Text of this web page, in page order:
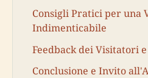
Consigli Pratici per una
Indimenticabile
Feedback dei Visitatori
Conclusione e Invito